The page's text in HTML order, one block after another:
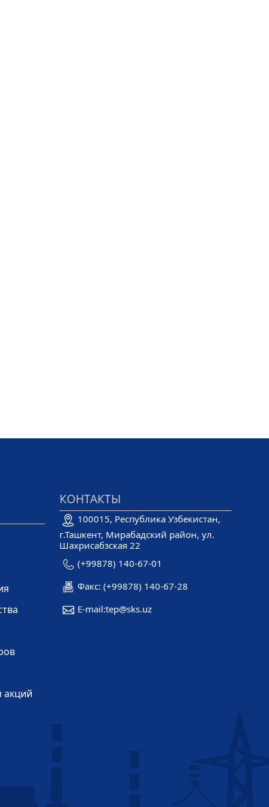
КОНТАКТЫ
100015, Республика Узбекистан,
г.Ташкент, Мирабадский район, ул.
Шахрисабзская 22
(+99878) 140-67-01
Факс: (+99878) 140-67-28
E-mail:tep@sks.uz